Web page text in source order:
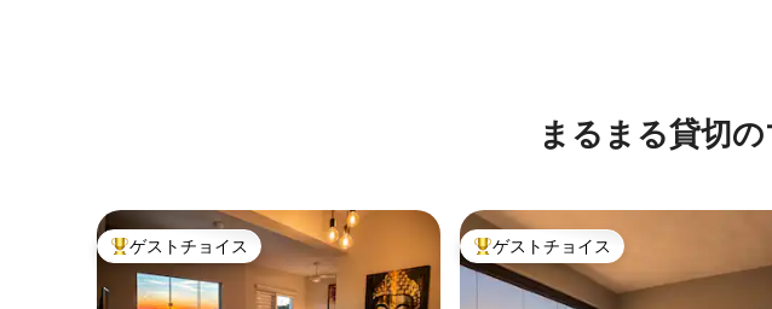
まるまる貸切
大好評のゲストチョイスです。
ゲストチョイス 大好評のゲストチョイスです。
ゲストチョイス